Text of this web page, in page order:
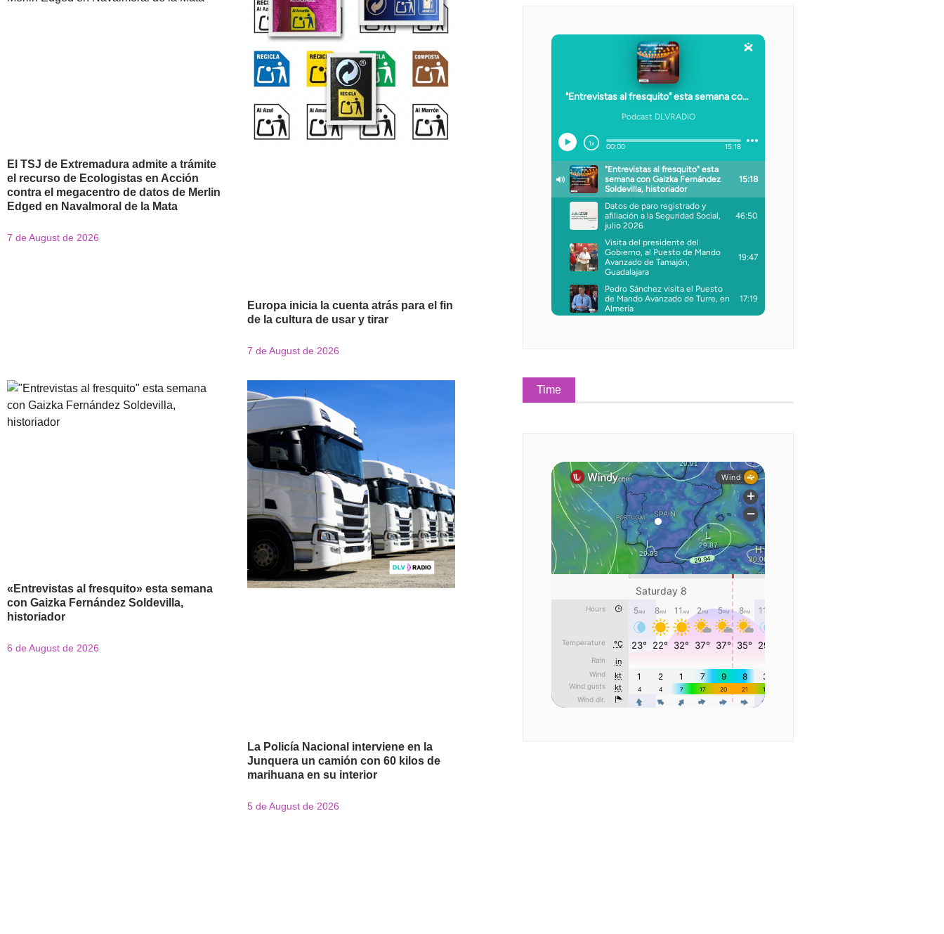
El TSJ de Extremadura admite a trámite
el recurso de Ecologistas en Acción
contra el megacentro de datos de Merlin
Edged en Navalmoral de la Mata
7 de August de 2026
Europa inicia la cuenta atrás para el fin
de la cultura de usar y tirar
7 de August de 2026
«Entrevistas al fresquito» esta semana
con Gaizka Fernández Soldevilla,
historiador
6 de August de 2026
La Policía Nacional interviene en la
Junquera un camión con 60 kilos de
marihuana en su interior
5 de August de 2026
Time